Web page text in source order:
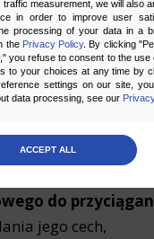
measurement, we will also
in order to improve user
processing of your data in a
the Privacy Policy. By clicking
you refuse to consent to the use
to your choices at any time by
settings on our site,
data processing, see our
ACCEPT ALL
np. produkty
lokowanie
z
do
jego cech,